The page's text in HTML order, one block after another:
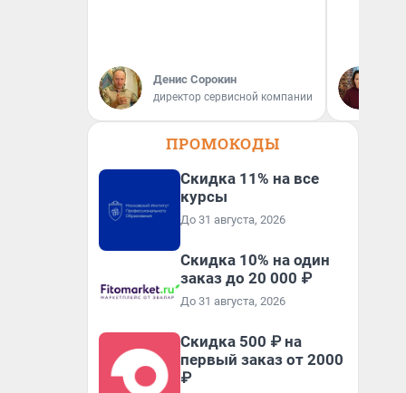
Денис Сорокин
директор сервисной компании
ПРОМОКОДЫ
Скидка 11% на все
курсы
До 31 августа, 2026
Скидка 10% на один
заказ до 20 000 ₽
До 31 августа, 2026
Скидка 500 ₽ на
первый заказ от 2000
₽